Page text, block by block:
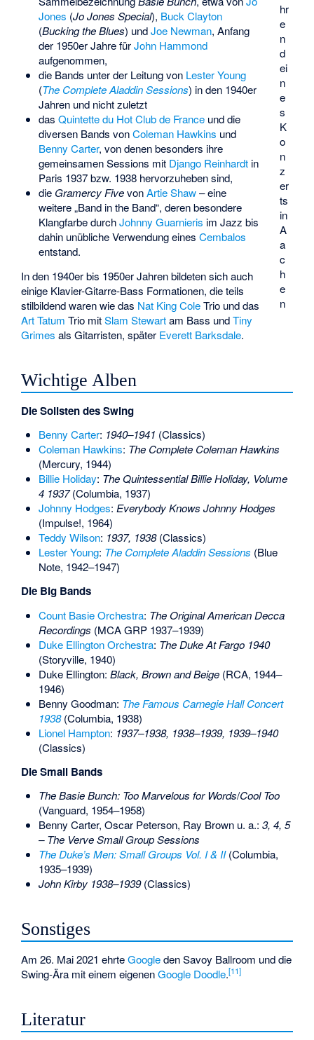
hr
e
n
d
ei
n
e
s
K
o
n
z
er
ts
in
A
a
c
h
e
n
Jones (Jo Jones Special), Buck Clayton
(Bucking the Blues) undJoe Newman, Anfang
der 1950er Jahre fürJohn Hammond
aufgenommen,
die Bands unter der Leitung von Lester Young
(The Complete Aladdin Sessions) in den 1940er
Jahren und nicht zuletzt
das Quintette du Hot Club de Franceund die
diversen Bands vonColeman Hawkins und
Benny Carter, von denen besonders ihre
gemeinsamen Sessions mit Django Reinhardtin
Paris 1937 bzw. 1938 hervorzuheben sind,
die Gramercy FivevonArtie Shaw– eine
weitere „Band in the Band“, deren besondere
Klangfarbe durchJohnny Guarnieris im Jazz bis
dahin unübliche Verwendung eines Cembalos
entstand.
In den 1940er bis 1950er Jahren bildeten sich auch
einige Klavier-Gitarre-Bass Formationen, die teils
stilbildend waren wie das Nat King ColeTrio und das
Art Tatum Trio mitSlam Stewartam Bass undTiny
Grimes als Gitarristen, später Everett Barksdale.
Wichtige Alben
Die Solisten des Swing
Benny Carter: 1940–1941 (Classics)
Coleman Hawkins: The Complete Coleman Hawkins
(Mercury, 1944)
Billie Holiday: The Quintessential Billie Holiday, Volume
4 1937(Columbia, 1937)
Johnny Hodges: Everybody Knows Johnny Hodges
(Impulse!, 1964)
Teddy Wilson: 1937, 1938(Classics)
Lester Young: The Complete Aladdin Sessions (Blue
Note, 1942–1947)
Die Big Bands
Count Basie Orchestra: The Original American Decca
Recordings (MCA GRP 1937–1939)
Duke Ellington Orchestra: The Duke At Fargo 1940
(Storyville, 1940)
Duke Ellington: Black, Brown and Beige(RCA, 1944–
1946)
Benny Goodman: The Famous Carnegie Hall Concert
1938(Columbia, 1938)
Lionel Hampton: 1937–1938, 1938–1939, 1939–1940
(Classics)
Die Small Bands
The Basie Bunch: Too Marvelous for Words/Cool Too
(Vanguard, 1954–1958)
Benny Carter, Oscar Peterson, Ray Brown u. a.: 3, 4, 5
– The Verve Small Group Sessions
The Duke’s Men: Small Groups Vol. I & II(Columbia,
1935–1939)
John Kirby 1938–1939(Classics)
Sonstiges
Am 26. Mai 2021 ehrteGoogleden Savoy Ballroom und die
Swing-Ära mit einem eigenenGoogle Doodle.[11]
Literatur